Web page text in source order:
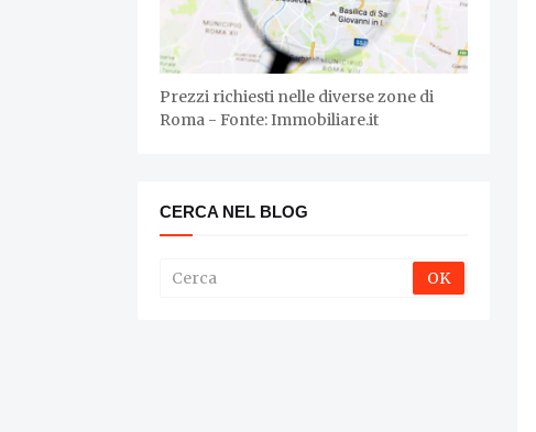
Prezzi richiesti nelle diverse zone di
Roma - Fonte: Immobiliare.it
CERCA NEL BLOG